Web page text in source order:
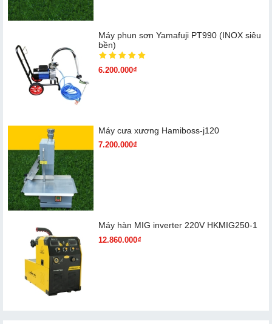
Máy phun sơn Yamafuji PT990 (INOX siêu
bền)
6.200.000₫
Máy cưa xương Hamiboss-j120
7.200.000₫
Máy hàn MIG inverter 220V HKMIG250-1
12.860.000₫